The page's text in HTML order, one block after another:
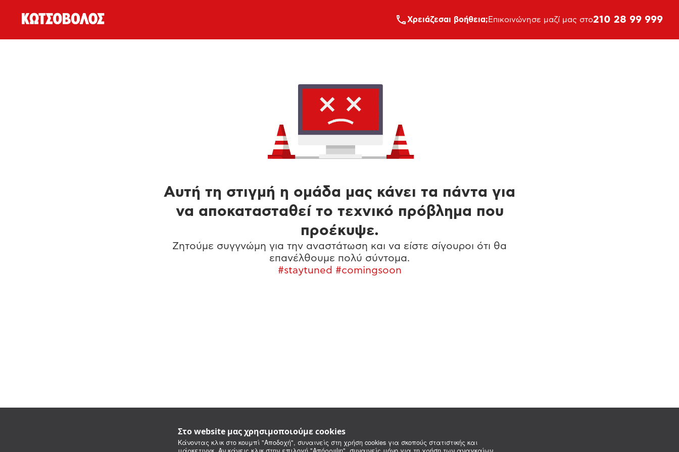
Στο website μας χρησιμοποιούμε cookies
Κάνοντας κλικ στο κουμπί "Αποδοχή", συναινείς στη χρήση cookies για σκοπούς στατιστικής και
Xρειάζεσαι βοήθεια; Επικοινώνησε μαζί μας στο210 28 99 999
Αυτή τη στιγμή η ομάδα μας κάνει τα πάντα για
να αποκατασταθεί το τεχνικό πρόβλημα που
προέκυψε.
Ζητούμε συγγνώμη για την αναστάτωση και να είστε σίγουροι ότι θα
επανέλθουμε πολύ σύντομα.
#staytuned #comingsoon